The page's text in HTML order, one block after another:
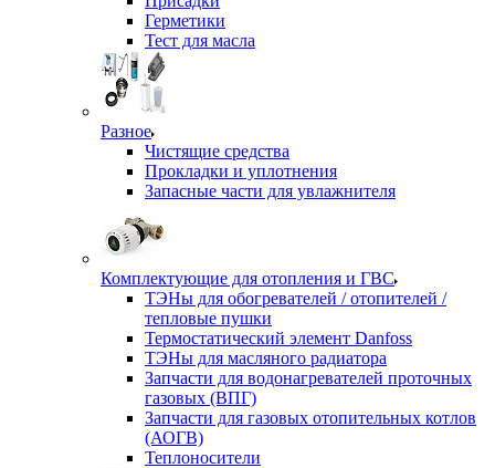
Герметики
Тест для масла
Разное
Чистящие средства
Прокладки и уплотнения
Запасные части для увлажнителя
Комплектующие для отопления и ГВС
ТЭНы для обогревателей / отопителей /
тепловые пушки
Термостатический элемент Danfoss
ТЭНы для масляного радиатора
Запчасти для водонагревателей проточных
газовых (ВПГ)
Запчасти для газовых отопительных котлов
(АОГВ)
Теплоносители